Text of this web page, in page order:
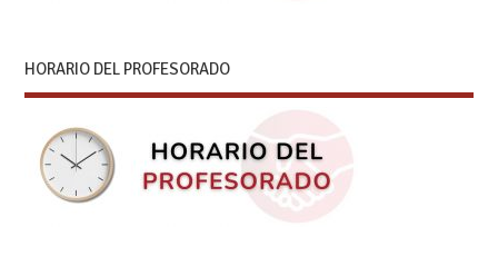
HORARIO DEL PROFESORADO